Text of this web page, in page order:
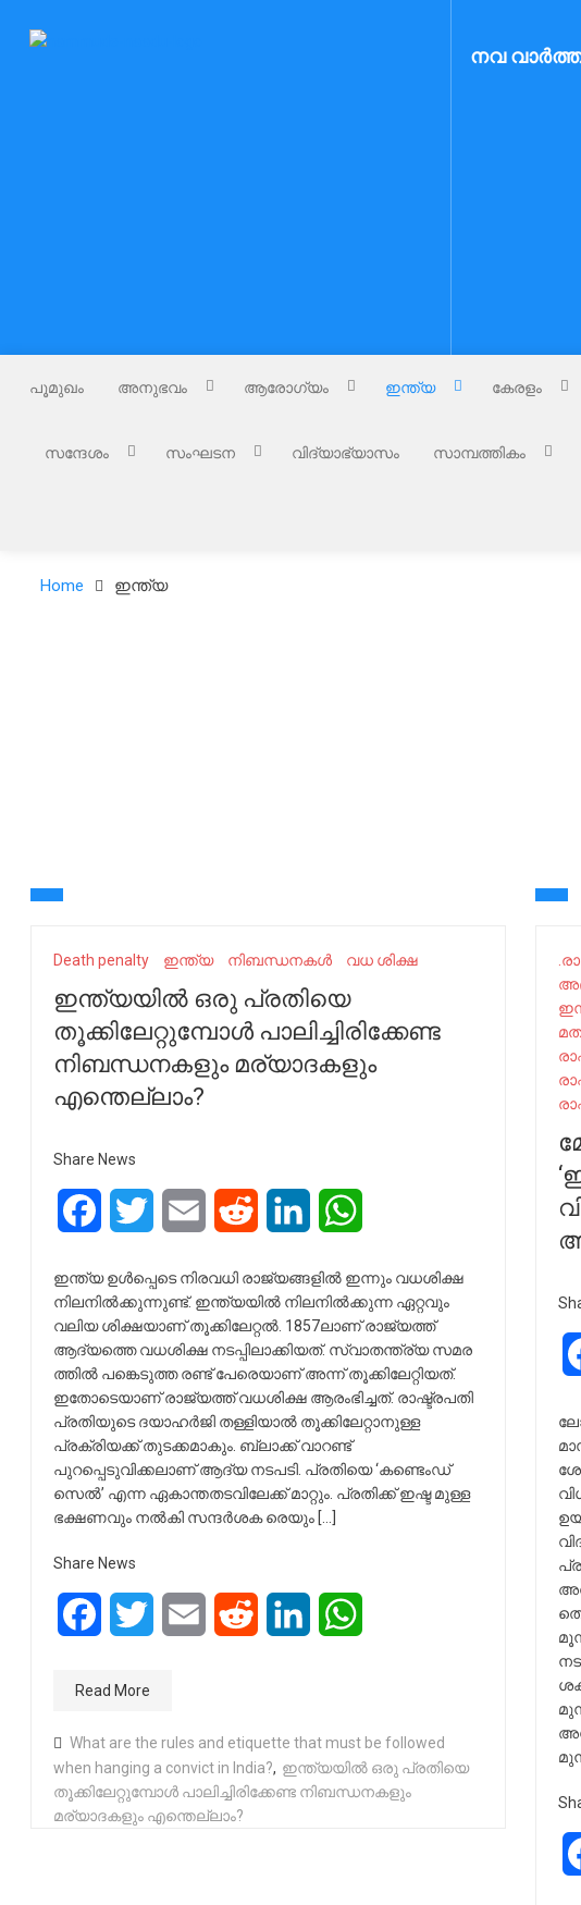
Nammude Naadu നവ
പൂമുഖം അനുഭവം ആരോഗ്യം ഇന്ത്യ കേരളം
സന്ദേശം സംഘടന വിദ്യാഭ്യാസം സാമ്പത്തികം
Home ഇന്ത്യ
Death penalty ഇന്ത്യ നിബന്ധനകൾ വധ ശിക്ഷ
ഇന്ത്യയിൽ ഒരു പ്രതിയെ
തൂക്കിലേറ്റുമ്പോൾ പാലിച്ചിരിക്കേണ്ട
നിബന്ധനകളും മര്യാദകളും
എന്തെല്ലാം?
Share News
FacebookTwitter Email Reddit LinkedIn
ഇന്ത്യ ഉള്‍പ്പെടെ നിരവധി രാജ്യങ്ങളില്‍ ഇന്നും വധശിക്ഷ
നിലനില്‍ക്കുന്നുണ്ട്. ഇന്ത്യയില്‍ നിലനില്‍ക്കുന്ന ഏറ്റവും
വലിയ ശിക്ഷയാണ് തൂക്കിലേറ്റല്‍. 1857ലാണ് രാജ്യത്ത്
ആദ്യത്തെ വധശിക്ഷ നടപ്പിലാക്കിയത്. സ്വാതന്ത്ര്യ സമര
ത്തില്‍ പങ്കെടുത്ത രണ്ട് പേരെയാണ് അന്ന് തൂക്കിലേറ്റിയത്.
ഇതോടെയാണ് രാജ്യത്ത് വധശിക്ഷ ആരംഭിച്ചത്. രാഷ്ട്രപതി
പ്രതിയുടെ ദയാഹര്‍ജി തള്ളിയാല്‍ തൂക്കിലേറ്റാനുള്ള
പ്രക്രിയക്ക് തുടക്കമാകും. ബ്ലാക്ക് വാറണ്ട്
പുറപ്പെടുവിക്കലാണ് ആദ്യ നടപടി. പ്രതിയെ ‘കണ്ടെംഡ്
സെല്‍’ എന്ന ഏകാന്തതടവിലേക്ക് മാറ്റും. പ്രതിക്ക് ഇഷ്ട മുള്ള
ഭക്ഷണവും നല്‍കി സന്ദര്‍ശക രെയും […]
Share News
FacebookTwitter Email Reddit LinkedIn
Read More
What are the rules and etiquette that must be followed
when hanging a convict in India?, ഇന്ത്യയിൽ ഒരു പ്രതിയെ
തൂക്കിലേറ്റുമ്പോൾ പാലിച്ചിരിക്കേണ്ട നിബന്ധനകളും
മര്യാദകളും എന്തെല്ലാം?